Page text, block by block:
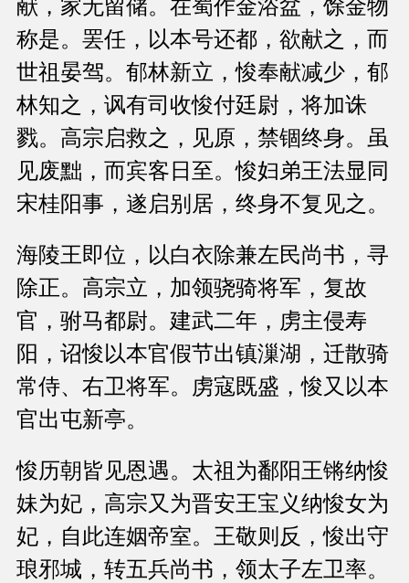
献，家无留储。在蜀作金浴盆，馀金物
称是。罢任，以本号还都，欲献之，而
世祖晏驾。郁林新立，悛奉献减少，郁
林知之，讽有司收悛付廷尉，将加诛
戮。高宗启救之，见原，禁锢终身。虽
见废黜，而宾客日至。悛妇弟王法显同
宋桂阳事，遂启别居，终身不复见之。
海陵王即位，以白衣除兼左民尚书，寻
除正。高宗立，加领骁骑将军，复故
官，驸马都尉。建武二年，虏主侵寿
阳，诏悛以本官假节出镇漅湖，迁散骑
常侍、右卫将军。虏寇既盛，悛又以本
官出屯新亭。
悛历朝皆见恩遇。太祖为鄱阳王锵纳悛
妹为妃，高宗又为晋安王宝义纳悛女为
妃，自此连姻帝室。王敬则反，悛出守
琅邪城，转五兵尚书，领太子左卫率。